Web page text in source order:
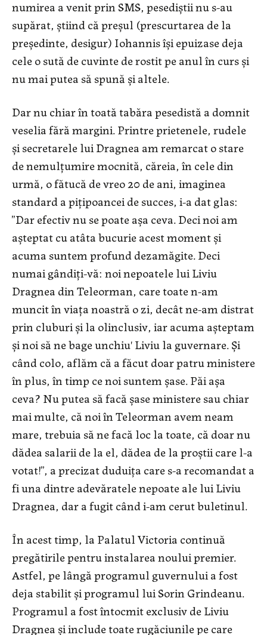
numirea a venit prin SMS, pesediștii nu s-au
supărat, știind că preșul (prescurtarea de la
președinte, desigur) Iohannis își epuizase deja
cele o sută de cuvinte de rostit pe anul în curs și
nu mai putea să spună și altele.
Dar nu chiar în toată tabăra pesedistă a domnit
veselia fără margini. Printre prietenele, rudele
și secretarele lui Dragnea am remarcat o stare
de nemulțumire mocnită, căreia, în cele din
urmă, o fătucă de vreo 20 de ani, imaginea
standard a pițipoancei de succes, i-a dat glas:
”Dar efectiv nu se poate așa ceva. Deci noi am
așteptat cu atâta bucurie acest moment și
acuma suntem profund dezamăgite. Deci
numai gândiți-vă: noi nepoatele lui Liviu
Dragnea din Teleorman, care toate n-am
muncit în viața noastră o zi, decât ne-am distrat
prin cluburi și la olinclusiv, iar acuma așteptam
și noi să ne bage unchiu' Liviu la guvernare. Și
când colo, aflăm că a făcut doar patru ministere
în plus, în timp ce noi suntem șase. Păi așa
ceva? Nu putea să facă șase ministere sau chiar
mai multe, că noi în Teleorman avem neam
mare, trebuia să ne facă loc la toate, că doar nu
dădea salarii de la el, dădea de la proștii care l-a
votat!”, a precizat duduița care s-a recomandat a
fi una dintre adevăratele nepoate ale lui Liviu
Dragnea, dar a fugit când i-am cerut buletinul.
În acest timp, la Palatul Victoria continuă
pregătirile pentru instalarea noului premier.
Astfel, pe lângă programul guvernului a fost
deja stabilit și programul lui Sorin Grindeanu.
Programul a fost întocmit exclusiv de Liviu
Dragnea și include toate rugăciunile pe care